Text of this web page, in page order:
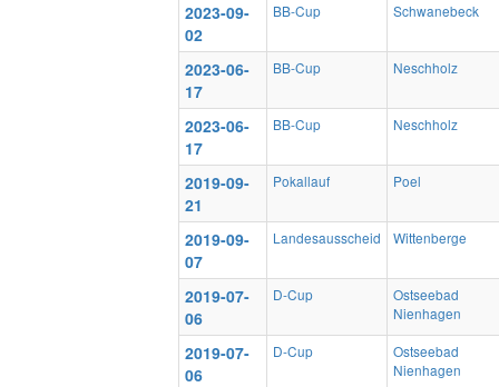
2023-09-
02
BB-Cup Schwanebeck
2023-06-
17
BB-Cup Neschholz
2023-06-
17
BB-Cup Neschholz
2019-09-
21
Pokallauf Poel
2019-09-
07
Landesausscheid Wittenberge
2019-07-
06
D-Cup
Ostseebad
Nienhagen
2019-07-
06
D-Cup
Ostseebad
Nienhagen